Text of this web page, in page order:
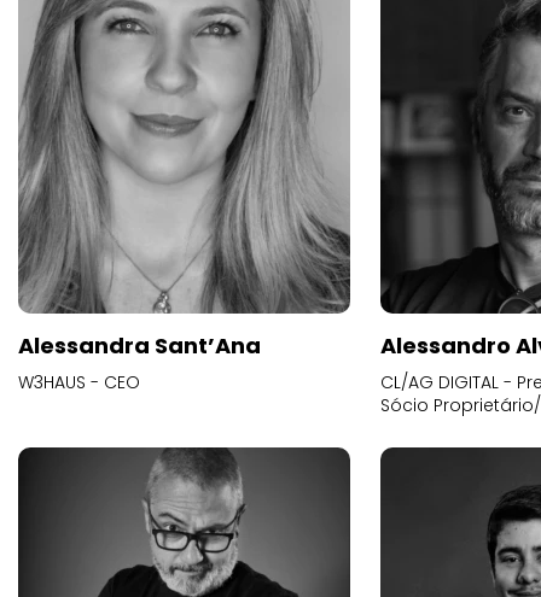
Alessandra Sant’Ana
W3HAUS - CEO
Alessandro
CL/AG DIGITAL -
Sócio